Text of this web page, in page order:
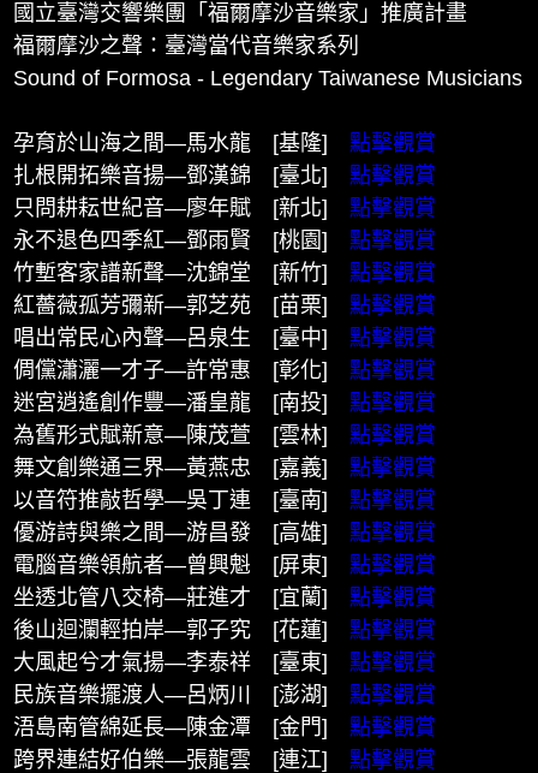
國立臺灣交響樂團「福爾摩沙音樂家」推廣計畫
福爾摩沙之聲：臺灣當代音樂家系列
Sound of Formosa - Legendary Taiwanese Musicians
孕育於山海之間—馬水龍 [基隆] 點擊觀賞
扎根開拓樂音揚—鄧漢錦 [臺北] 點擊觀賞
只問耕耘世紀音—廖年賦 [新北] 點擊觀賞
永不退色四季紅—鄧雨賢 [桃園] 點擊觀賞
竹塹客家譜新聲—沈錦堂 [新竹] 點擊觀賞
紅薔薇孤芳彌新—郭芝苑 [苗栗] 點擊觀賞
唱出常民心內聲—呂泉生 [臺中] 點擊觀賞
倜儻瀟灑一才子—許常惠 [彰化] 點擊觀賞
迷宮逍遙創作豐—潘皇龍 [南投] 點擊觀賞
為舊形式賦新意—陳茂萱 [雲林] 點擊觀賞
舞文創樂通三界—黃燕忠 [嘉義] 點擊觀賞
以音符推敲哲學—吳丁連 [臺南] 點擊觀賞
優游詩與樂之間—游昌發 [高雄] 點擊觀賞
電腦音樂領航者—曾興魁 [屏東] 點擊觀賞
坐透北管八交椅—莊進才 [宜蘭] 點擊觀賞
後山迴瀾輕拍岸—郭子究 [花蓮] 點擊觀賞
大風起兮才氣揚—李泰祥 [臺東] 點擊觀賞
民族音樂擺渡人—呂炳川 [澎湖] 點擊觀賞
浯島南管綿延長—陳金潭 [金門] 點擊觀賞
跨界連結好伯樂—張龍雲 [連江] 點擊觀賞